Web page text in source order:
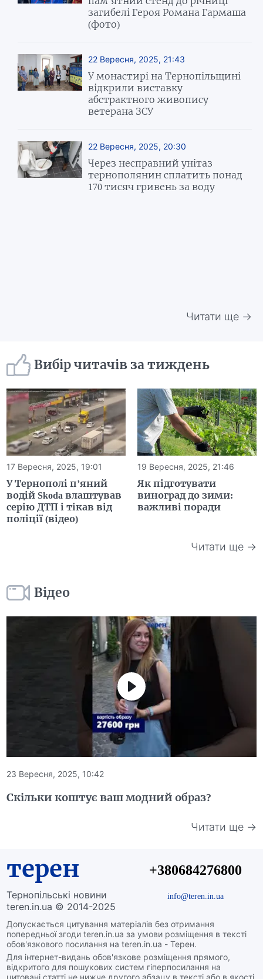
загибелі Героя Романа Гармаша
(фото)
22 Вересня, 2025, 21:43
У монастирі на Тернопільщині
відкрили виставку
абстрактного живопису
ветерана ЗСУ
22 Вересня, 2025, 20:30
Через несправний унітаз
тернополянин сплатить понад
170 тисяч гривень за воду
Читати ще →
Вибір читачів за тиждень
17 Вересня, 2025, 19:01
У Тернополі п’яний
водій Skoda влаштував
серію ДТП і тікав від
поліції (відео)
19 Вересня, 2025, 21:46
Як підготувати
виноград до зими:
важливі поради
Читати ще →
Відео
23 Вересня, 2025, 10:42
Скільки коштує ваш модний образ?
Читати ще →
терен
Тернопільські новини
teren.in.ua © 2014-2025
Допускається цитування матеріалів без отримання
попередньої згоди teren.in.ua за умови розміщення в тексті
обов'язкового посилання на teren.in.ua - Терен.
Для інтернет-видань обов'язкове розміщення прямого,
відкритого для пошукових систем гіперпосилання на
цитовані статті не нижче другого абзацу в тексті або в якості
+380684276800
info@teren.in.ua